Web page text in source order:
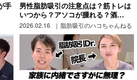
手
男性脂肪吸引の注意点は？筋トレは
いつから？アソコが腫れる？酒…
2026.02.16 脂肪吸引のハコちゃんねる